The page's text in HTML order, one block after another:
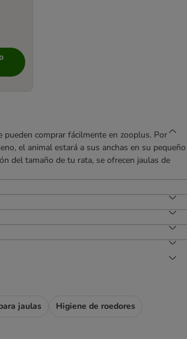
pueden comprar fácilmente en zooplus. Por
el animal estará a sus anchas en su pequeño
del tamaño de tu rata, se ofrecen jaulas de
jaulas
Higiene de roedores